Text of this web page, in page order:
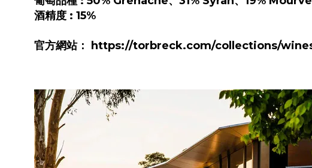
酒精度 : 15%
官方網站： https://torbreck.com/collections/